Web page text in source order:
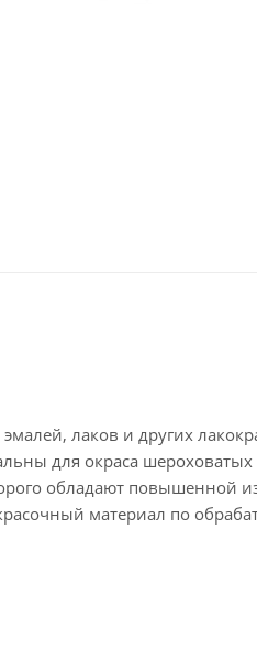
лаков и других
для окраса
обладают повышенной
материал по